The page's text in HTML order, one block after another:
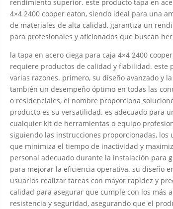
rendimiento superior. este producto tapa en
4×4 2400 cooper eaton, siendo ideal para una
de materiales de alta calidad, garantiza un
para profesionales y aficionados que buscan
la tapa en acero ciega para caja 4×4 2400
requiere productos de calidad y fiabilidad. este
varias razones. primero, su diseño avanzado y
también un desempeño óptimo en todas las
o residenciales, el nombre proporciona
producto es su versatilidad. es adecuado para
cualquier kit de herramientas o equipo
siguiendo las instrucciones proporcionadas,
que minimiza el tiempo de inactividad y
personal adecuado durante la instalación para
para mejorar la eficiencia operativa. su diseño
usuarios realizar tareas con mayor rapidez y
calidad para asegurar que cumple con los
resistencia y seguridad, asegurando que el